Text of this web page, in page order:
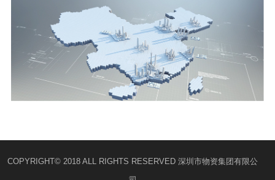
COPYRIGHT© 2018 ALL RIGHTS RESERVED 深圳市物资集团有限公